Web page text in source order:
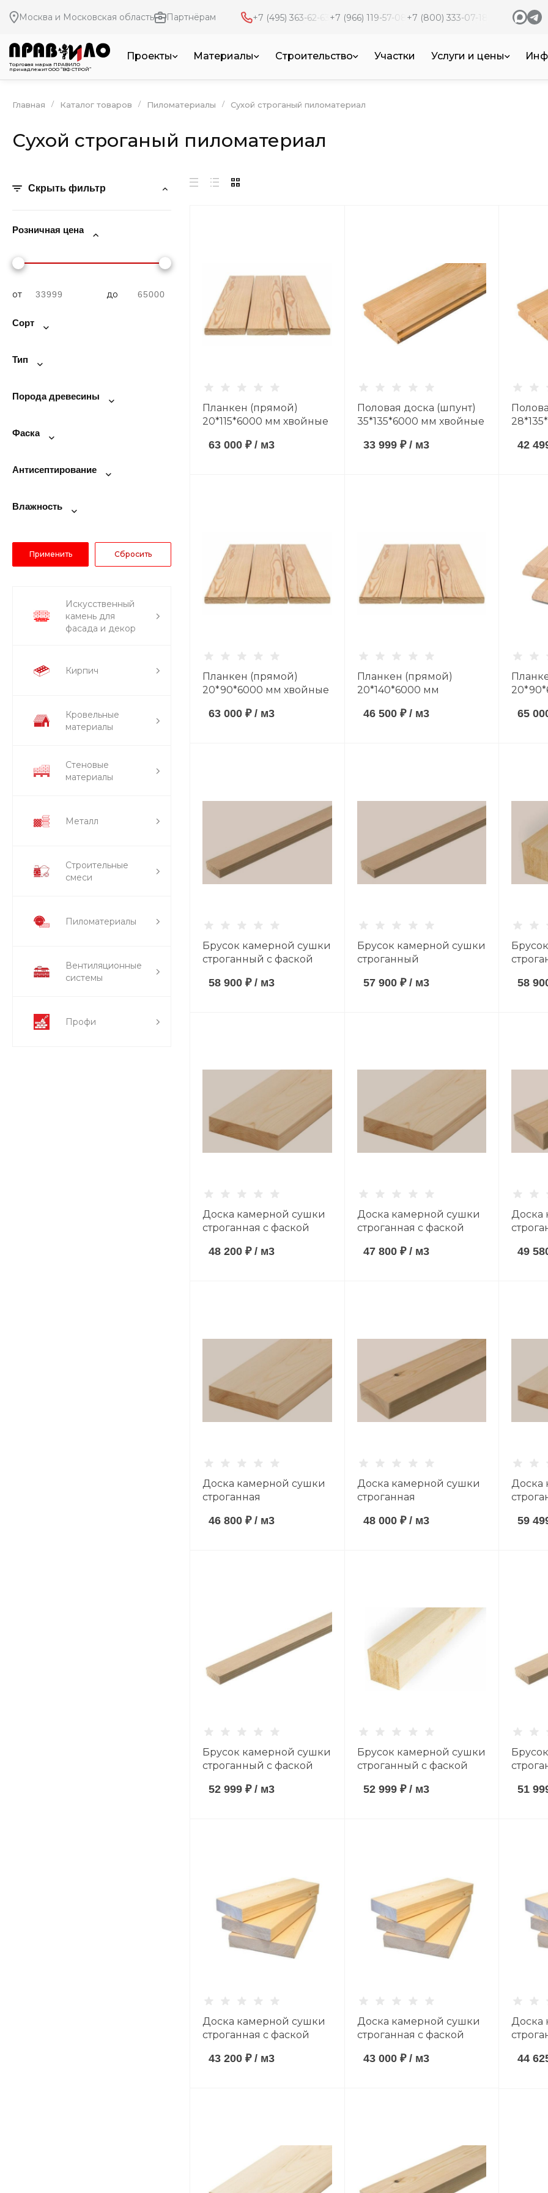
Москва и Московская область Партнёрам +7 (495) 363-62-63 +7 (966) 119-57-08 +7 (800) 333-07-18
Торговая марка ПРАВИЛО
принадлежит ООО “ВФ СТРОЙ”
Проекты Материалы Строительство Участки Услуги и цены
Главная / Каталог товаров / Пиломатериалы / Сухой строганый пиломатериал
Сухой строганый пиломатериал
Скрыть фильтр
Розничная цена
от до
Сорт
Тип
Порода древесины
Фаска
Антисептирование
Влажность
Искусственный
камень для
фасада и декор
Кирпич
Кровельные
материалы
Стеновые
материалы
Металл
Строительные
смеси
Пиломатериалы
Вентиляционные
системы
Профи
Планкен (прямой)
20*115*6000 мм хвойные
63 000 ₽/ м3
Половая доска (шпунт)
35*135*6000 мм хвойные
33 999 ₽/ м3 42
Планкен (прямой)
20*90*6000 мм хвойные
63 000 ₽/ м3
Планкен (прямой)
20*140*6000 мм
AB
46 500 ₽/ м3 65
Брусок камерной сушки
строганный с фаской
20*40*3000 мм хвойные
58 900 ₽/ м3
Брусок камерной сушки
строганный
20*40*3000 мм хвойные
57 900 ₽/ м3 58
Доска камерной сушки
строганная с фаской
40*185*6000 мм хвойные
48 200 ₽/ м3
Доска камерной сушки
строганная с фаской
40*140*6000 мм
47 800 ₽/ м3
Доска
49
Доска камерной сушки
строганная
40*140*6000 мм
46 800 ₽/ м3
Доска камерной сушки
строганная
40*90*6000 мм хвойные
48 000 ₽/ м3
Доска
59
Брусок камерной сушки
строганный с фаской
породы сорт AB
52 999 ₽/ м3
Брусок камерной сушки
строганный с фаской
породы сорт AB
52 999 ₽/ м3
сорт
51
Доска камерной сушки
строганная с фаской
породы сорт AB
43 200 ₽/ м3
Доска камерной сушки
строганная с фаской
хвойные породы сорт
43 000 ₽/ м3
Доска
44